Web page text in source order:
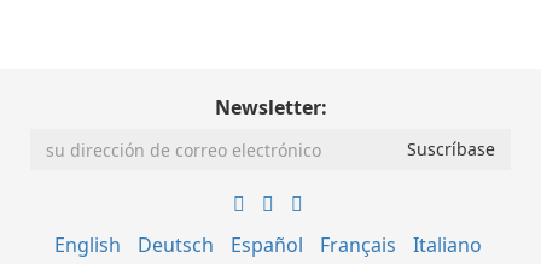
Newsletter:
English Deutsch Español Français
Italiano